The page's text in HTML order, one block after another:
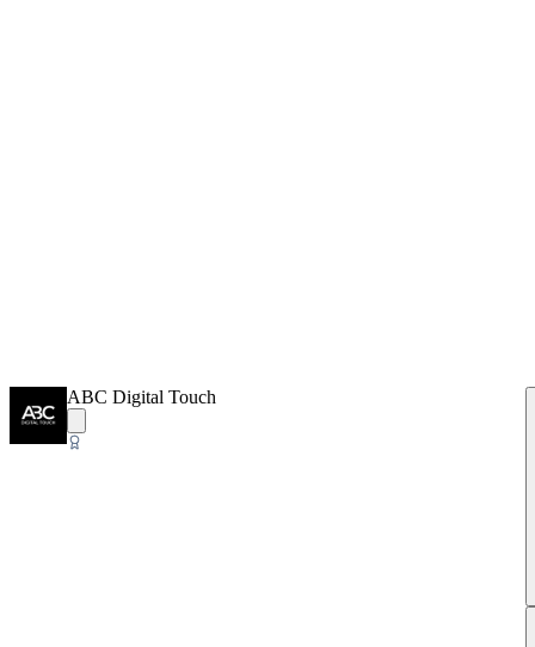
ABC Digital Touch